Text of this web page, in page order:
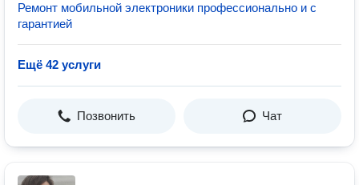
Ремонт мобильной электроники профессионально и с
гарантией
Ещё 42 услуги
Позвонить Чат